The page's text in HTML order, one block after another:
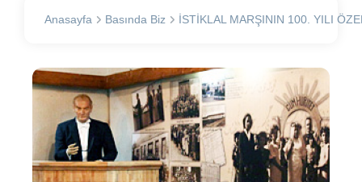
Anasayfa Basında Biz İSTİKLAL MARŞININ 100. YILI